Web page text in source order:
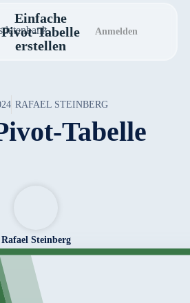
Einfache
Pivot-Tabelle
erstellen
Anmelden
RAFAEL STEINBERG
Tabelle
Rafael Steinberg